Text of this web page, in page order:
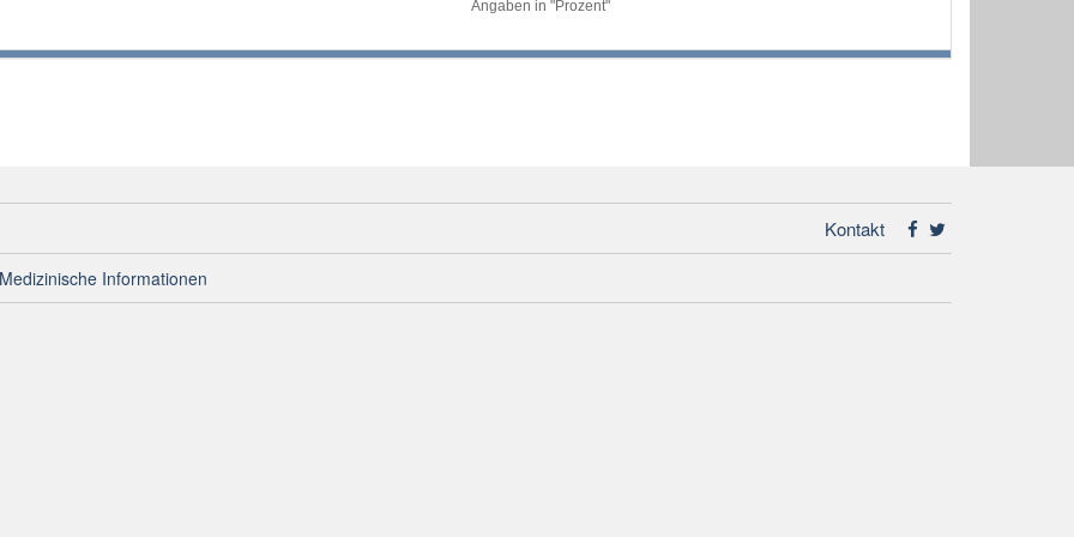
Angaben in "Prozent"
Kontakt
Medizinische Informationen